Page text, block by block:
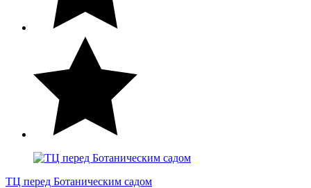
ТЦ перед Ботаническим садом